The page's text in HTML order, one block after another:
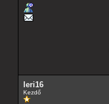
leri16
Kezdő